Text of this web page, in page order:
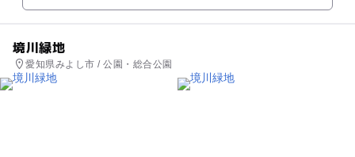
境川緑地
愛知県みよし市 / 公園・総合公園